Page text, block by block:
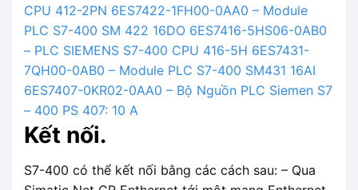
CPU 412-2PN 6ES7422-1FH00-0AA0 – Module
PLC S7-400 SM 422 16DO 6ES7416-5HS06-0AB0
– PLC SIEMENS S7-400 CPU 416-5H 6ES7431-
7QH00-0AB0 – Module PLC S7-400 SM431 16AI
6ES7407-0KR02-0AA0 – Bộ Nguồn PLC Siemen S7
– 400 PS 407: 10 A
Kết nối.
S7-400 có thể kết nối bằng các cách sau: – Qua